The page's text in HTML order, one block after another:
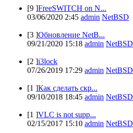
[9 ]FreeSWITCH on N...
03/06/2020 2:45 admin NetBSD
[3 ]Обновление NetB...
09/21/2020 15:18 admin NetBSD
[2 ]i3lock
07/26/2019 17:29 admin NetBSD
[1 ]Как сделать скр...
09/10/2018 18:45 admin NetBSD
[1 ]VLC is not supp...
02/15/2017 15:10 admin NetBSD